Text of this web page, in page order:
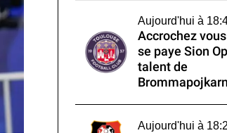
Aujourd'hui à
Accrochez
se paye Sion
talent de
Aujourd'hui à